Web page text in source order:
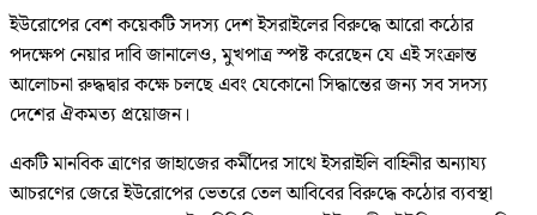
ইউরোপের বেশ কয়েকটি সদস্য দেশ ইসরাইলের বিরুদ্ধে আরো কঠোর
পদক্ষেপ নেয়ার দাবি জানালেও, মুখপাত্র স্পষ্ট করেছেন যে এই সংক্রান্ত
আলোচনা রুদ্ধদ্বার কক্ষে চলছে এবং যেকোনো সিদ্ধান্তের জন্য সব সদস্য
দেশের ঐকমত্য প্রয়োজন।
একটি মানবিক ত্রাণের জাহাজের কর্মীদের সাথে ইসরাইলি বাহিনীর অন্যায্য
আচরণের জেরে ইউরোপের ভেতরে তেল আবিবের বিরুদ্ধে কঠোর ব্যবস্থা